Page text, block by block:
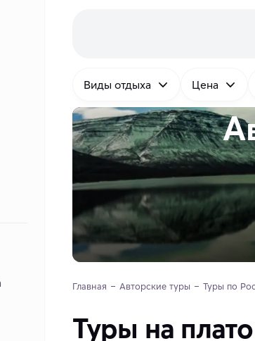
Виды отдыха Цена
Главная Авторские туры Туры по
Туры на